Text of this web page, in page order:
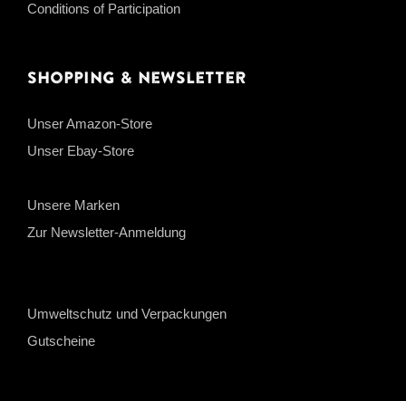
Conditions of Participation
Shopping & Newsletter
Unser Amazon-Store
Unser Ebay-Store
Unsere Marken
Zur Newsletter-Anmeldung
Umweltschutz und Verpackungen
Gutscheine